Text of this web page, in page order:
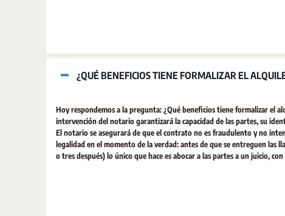
¿QUÉ BENEFICIOS TIENE FORMALIZAR EL
Hoy respondemos a la pregunta: ¿Qué beneficios tiene formalizar el
intervención del notario garantizará la capacidad de las partes, su
El notario se asegurará de que el contrato no es fraudulento y no
legalidad en el momento de la verdad: antes de que se entreguen las
o tres después) lo único que hace es abocar a las partes a un juicio,